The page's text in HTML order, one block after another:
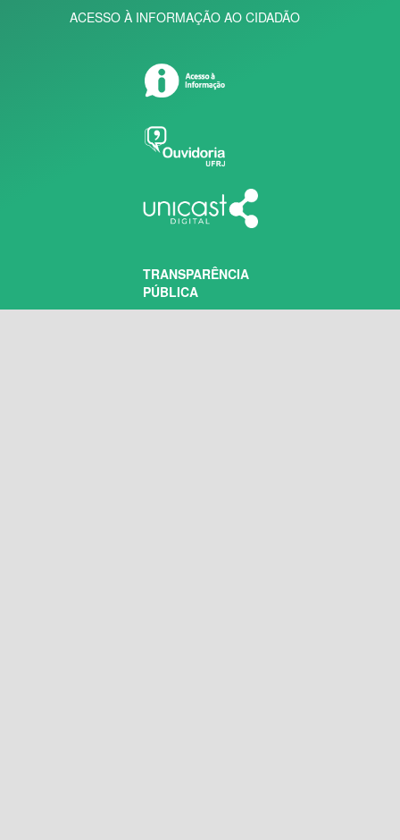
ACESSO À INFORMAÇÃO AO CIDADÃO
TRANSPARÊNCIA
PÚBLICA